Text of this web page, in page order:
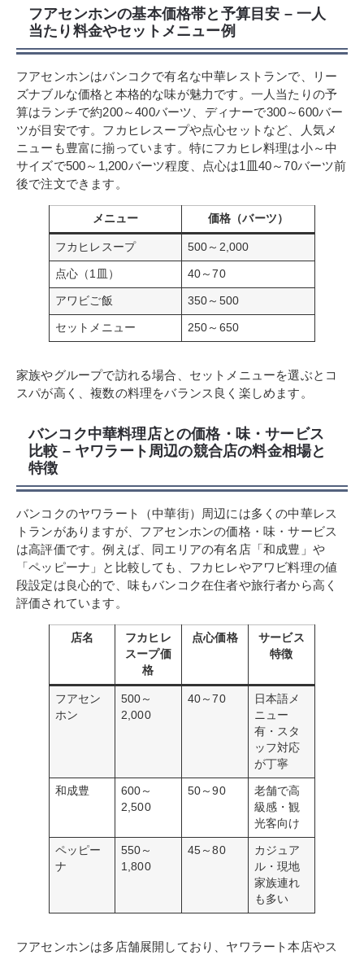
フアセンホンの基本価格帯と予算目安 – 一人
当たり料金やセットメニュー例
フアセンホンはバンコクで有名な中華レストランで、リー
ズナブルな価格と本格的な味が魅力です。一人当たりの予
算はランチで約200～400バーツ、ディナーで300～600バー
ツが目安です。フカヒレスープや点心セットなど、人気メ
ニューも豊富に揃っています。特にフカヒレ料理は小～中
サイズで500～1,200バーツ程度、点心は1皿40～70バーツ前
後で注文できます。
メニュー 価格（バーツ）
フカヒレスープ 500～2,000
点心（1皿） 40～70
アワビご飯 350～500
セットメニュー 250～650
家族やグループで訪れる場合、セットメニューを選ぶとコ
スパが高く、複数の料理をバランス良く楽しめます。
バンコク中華料理店との価格・味・サービス
比較 – ヤワラート周辺の競合店の料金相場と
特徴
バンコクのヤワラート（中華街）周辺には多くの中華レス
トランがありますが、フアセンホンの価格・味・サービス
は高評価です。例えば、同エリアの有名店「和成豊」や
「ペッピーナ」と比較しても、フカヒレやアワビ料理の値
段設定は良心的で、味もバンコク在住者や旅行者から高く
評価されています。
店名
フカヒレ
スープ価
格
点心価格
サービス
特徴
フアセン
ホン
500～
2,000
40～70
日本語メ
ニュー
有・スタ
ッフ対応
が丁寧
和成豊
600～
2,500
50～90
老舗で高
級感・観
光客向け
ペッピー
ナ
550～
1,800
45～80
カジュア
ル・現地
家族連れ
も多い
フアセンホンは多店舗展開しており、ヤワラート本店やス